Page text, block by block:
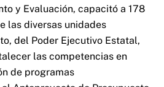
y Evaluación, capacitó a 178
las diversas unidades
del Poder Ejecutivo Estatal,
las competencias en
de programas